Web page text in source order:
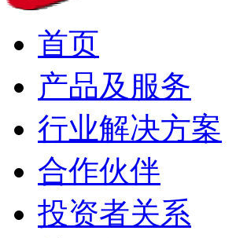
首页
产品及服务
行业解决方案
合作伙伴
投资者关系